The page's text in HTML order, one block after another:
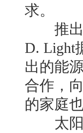
求。
推出
D. Light
出的能
合作，
的家庭
太阳